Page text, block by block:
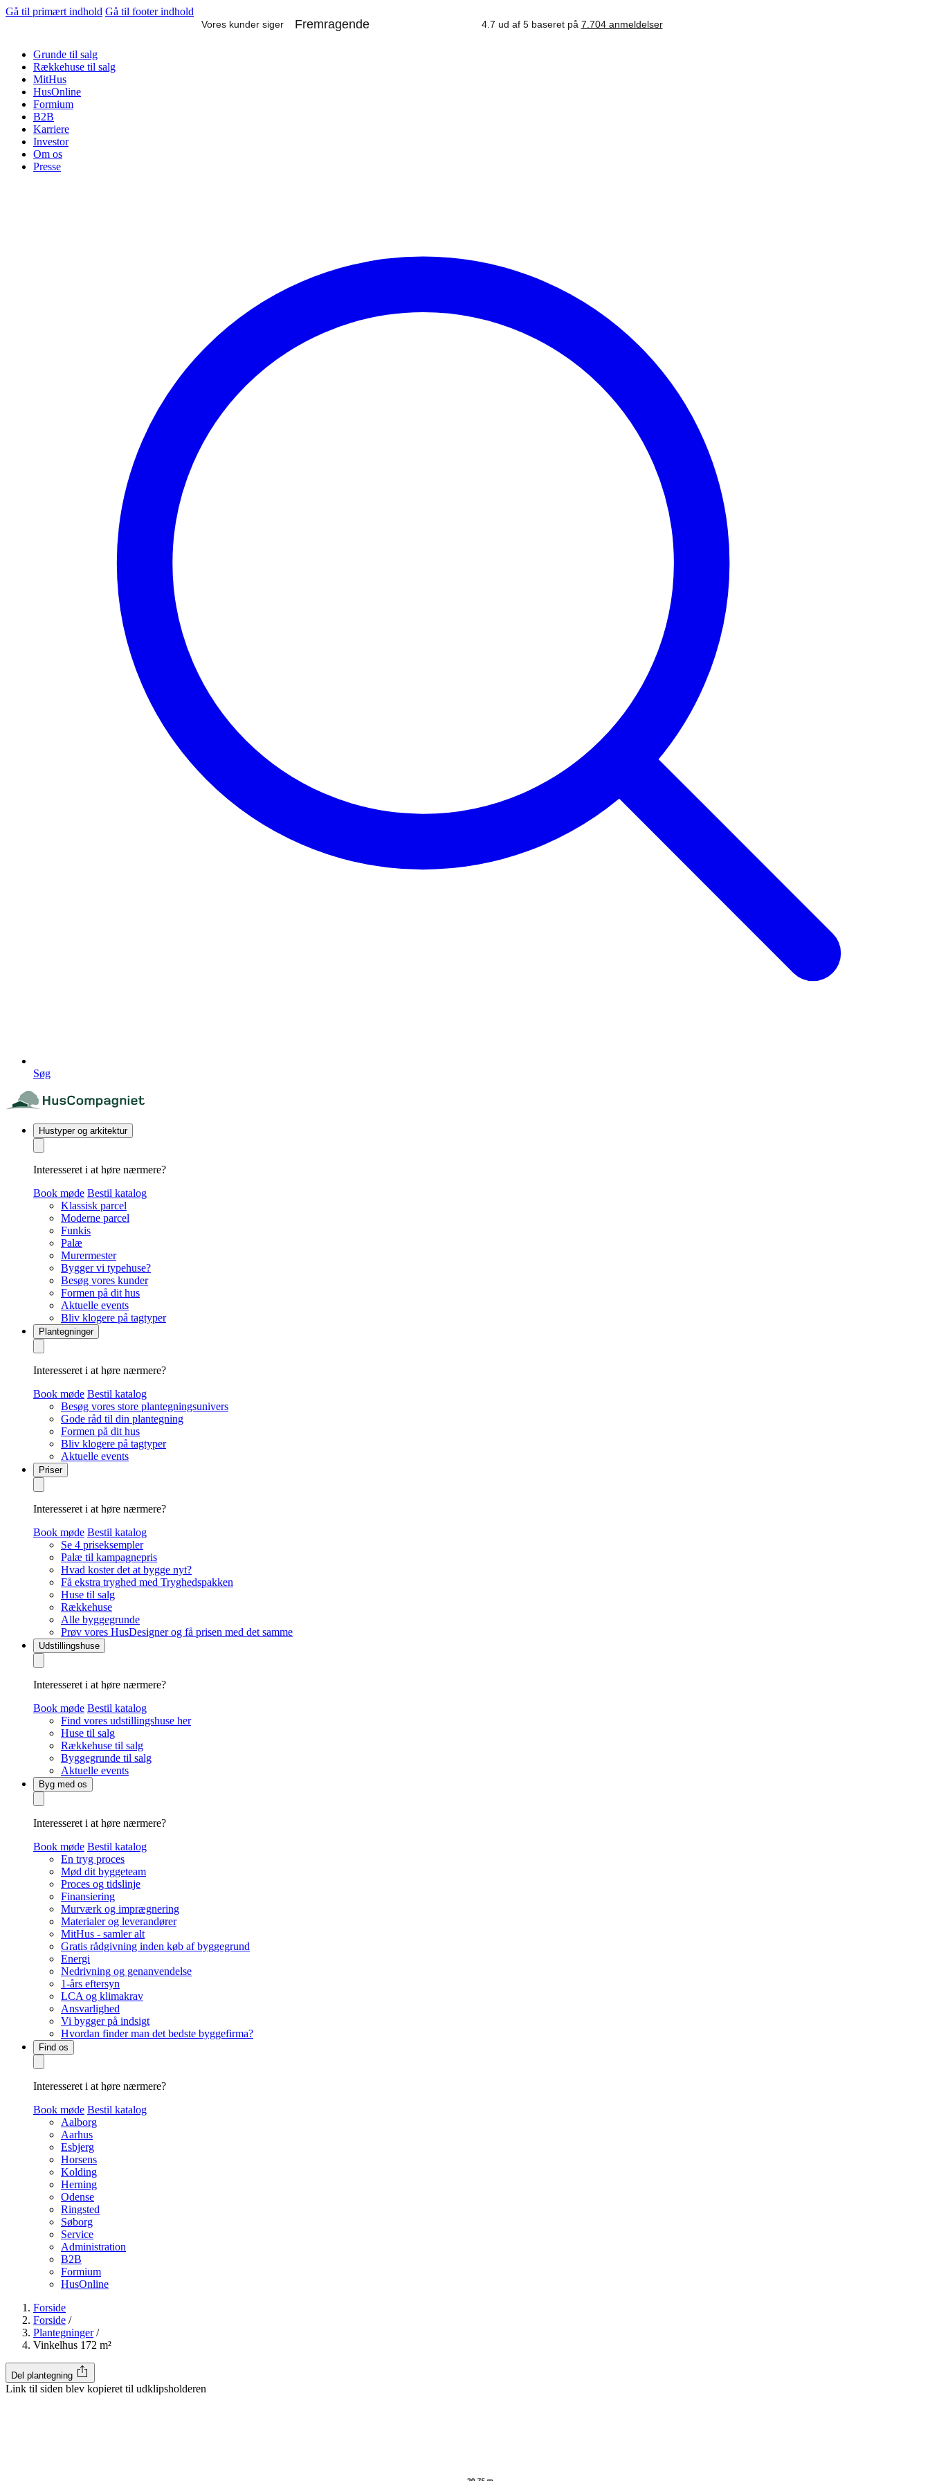
Gå til primært indhold Gå til footer indhold
Grunde til salg
Rækkehuse til salg
MitHus
HusOnline
Formium
B2B
Karriere
Investor
Om os
Presse
Søg
Hustyper og arkitektur
Interesseret i at høre nærmere?
Book møde Bestil katalog
Klassisk parcel
Moderne parcel
Funkis
Palæ
Murermester
Bygger vi typehuse?
Besøg vores kunder
Formen på dit hus
Aktuelle events
Bliv klogere på tagtyper
Plantegninger
Interesseret i at høre nærmere?
Book møde Bestil katalog
Besøg vores store plantegningsunivers
Gode råd til din plantegning
Formen på dit hus
Bliv klogere på tagtyper
Aktuelle events
Priser
Interesseret i at høre nærmere?
Book møde Bestil katalog
Se 4 priseksempler
Palæ til kampagnepris
Hvad koster det at bygge nyt?
Få ekstra tryghed med Tryghedspakken
Huse til salg
Rækkehuse
Alle byggegrunde
Prøv vores HusDesigner og få prisen med det samme
Udstillingshuse
Interesseret i at høre nærmere?
Book møde Bestil katalog
Find vores udstillingshuse her
Huse til salg
Rækkehuse til salg
Byggegrunde til salg
Aktuelle events
Byg med os
Interesseret i at høre nærmere?
Book møde Bestil katalog
En tryg proces
Mød dit byggeteam
Proces og tidslinje
Finansiering
Murværk og imprægnering
Materialer og leverandører
MitHus - samler alt
Gratis rådgivning inden køb af byggegrund
Energi
Nedrivning og genanvendelse
1-års eftersyn
LCA og klimakrav
Ansvarlighed
Vi bygger på indsigt
Hvordan finder man det bedste byggefirma?
Find os
Interesseret i at høre nærmere?
Book møde Bestil katalog
Aalborg
Aarhus
Esbjerg
Horsens
Kolding
Herning
Odense
Ringsted
Søborg
Service
Administration
B2B
Formium
HusOnline
Forside
Forside /
Plantegninger /
Vinkelhus 172 m²
Del plantegning
Link til siden blev kopieret til udklipsholderen